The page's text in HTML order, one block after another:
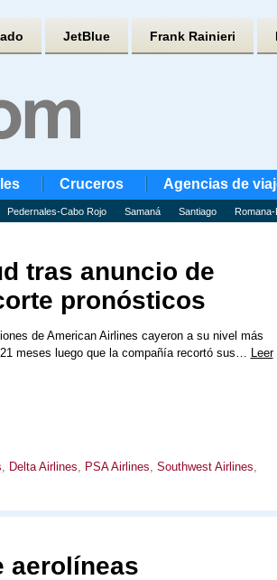
JetBlue Frank Rainieri
Cruceros Agencias de
Pedernales-Cabo Rojo Samaná Santiago
tras anuncio de
pronósticos
de American Airlines cayeron a su nivel más
meses luego que la compañía recortó sus… Leer
, Delta Airlines, PSA Airlines, Southwest Airlines,
aerolíneas